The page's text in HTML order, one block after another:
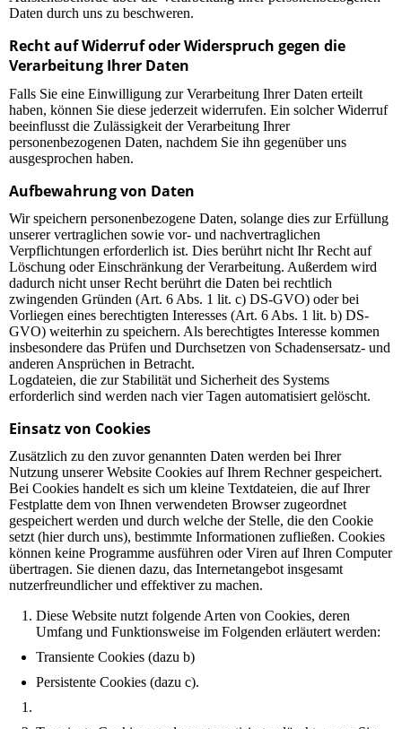
Daten durch uns zu beschweren.
Recht auf Widerruf oder Widerspruch gegen die
Verarbeitung Ihrer Daten
Falls Sie eine Einwilligung zur Verarbeitung Ihrer Daten erteilt
haben, können Sie diese jederzeit widerrufen. Ein solcher Widerruf
beeinflusst die Zulässigkeit der Verarbeitung Ihrer
personenbezogenen Daten, nachdem Sie ihn gegenüber uns
ausgesprochen haben.
Aufbewahrung von Daten
Wir speichern personenbezogene Daten, solange dies zur Erfüllung
unserer vertraglichen sowie vor- und nachvertraglichen
Verpflichtungen erforderlich ist. Dies berührt nicht Ihr Recht auf
Löschung oder Einschränkung der Verarbeitung. Außerdem wird
dadurch nicht unser Recht berührt die Daten bei rechtlich
zwingenden Gründen (Art. 6 Abs. 1 lit. c) DS-GVO) oder bei
Vorliegen eines berechtigten Interesses (Art. 6 Abs. 1 lit. b) DS-
GVO) weiterhin zu speichern. Als berechtigtes Interesse kommen
insbesondere das Prüfen und Durchsetzen von Schadensersatz- und
anderen Ansprüchen in Betracht.
Logdateien, die zur Stabilität und Sicherheit des Systems
erforderlich sind werden nach vier Tagen automatisiert gelöscht.
Einsatz von Cookies
Zusätzlich zu den zuvor genannten Daten werden bei Ihrer
Nutzung unserer Website Cookies auf Ihrem Rechner gespeichert.
Bei Cookies handelt es sich um kleine Textdateien, die auf Ihrer
Festplatte dem von Ihnen verwendeten Browser zugeordnet
gespeichert werden und durch welche der Stelle, die den Cookie
setzt (hier durch uns), bestimmte Informationen zufließen. Cookies
können keine Programme ausführen oder Viren auf Ihren Computer
übertragen. Sie dienen dazu, das Internetangebot insgesamt
nutzerfreundlicher und effektiver zu machen.
Diese Website nutzt folgende Arten von Cookies, deren
Umfang und Funktionsweise im Folgenden erläutert werden:
Transiente Cookies (dazu b)
Persistente Cookies (dazu c).